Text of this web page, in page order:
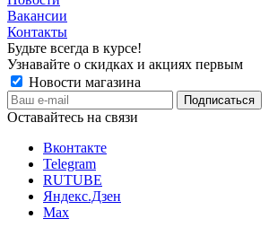
Вакансии
Контакты
Будьте всегда в курсе!
Узнавайте о скидках и акциях первым
Новости магазина
Оставайтесь на связи
Вконтакте
Telegram
RUTUBE
Яндекс.Дзен
Max